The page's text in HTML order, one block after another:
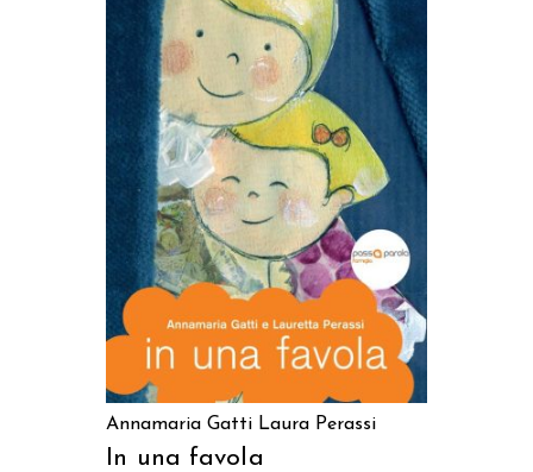
LEGGI TUTTO
Annamaria Gatti Laura Perassi
In una favola